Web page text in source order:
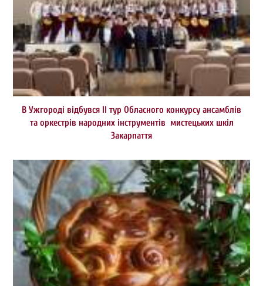
В Ужгороді відбувся ІІ тур Обласного конкурсу ансамблів
та оркестрів народних інструментів мистецьких шкіл
Закарпаття